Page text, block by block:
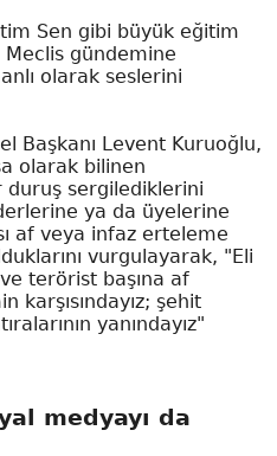
Sen gibi büyük eğitim
gündemine
olarak seslerini
Başkanı Levent Kuruoğlu,
olarak bilinen
duruş sergilediklerini
ya da üyelerine
af veya infaz erteleme
vurgulayarak, "Eli
terörist başına af
karşısındayız; şehit
yanındayız"
medyayı da